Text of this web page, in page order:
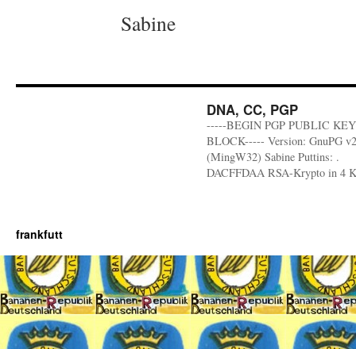
Sabine
DNA, CC, PGP
-----BEGIN PGP PUBLIC KEY
BLOCK----- Version: GnuPG
(MingW32) Sabine Puttins: .
DACFFDAA RSA-Krypto in 4
frankfutt